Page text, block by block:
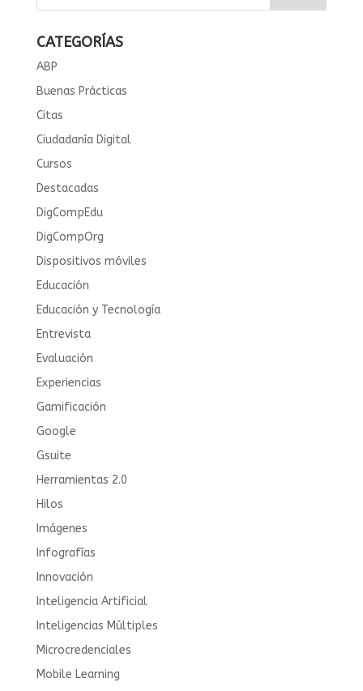
CATEGORÍAS
ABP
Buenas Prácticas
Citas
Ciudadanía Digital
Cursos
Destacadas
DigCompEdu
DigCompOrg
Dispositivos móviles
Educación
Educación y Tecnología
Entrevista
Evaluación
Experiencias
Gamificación
Google
Gsuite
Herramientas 2.0
Hilos
Imágenes
Infografías
Innovación
Inteligencia Artificial
Inteligencias Múltiples
Microcredenciales
Mobile Learning